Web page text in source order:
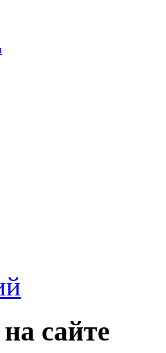
сайте